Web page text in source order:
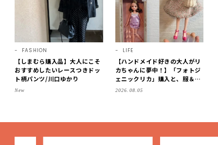
FASHION
【しまむら購入品】大人にこそ
おすすめしたいレースつきドッ
ト柄パンツ/川口ゆかり
New
LIFE
【ハンドメイド好きの大人がリ
カちゃんに夢中！】「フォトジ
ェニックリカ」購入と、服＆ク
ローゼットの手づくり実例をご
2026.08.05